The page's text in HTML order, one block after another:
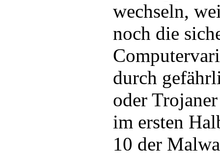
wechseln,
noch die
durch
oder
im ersten
10 der